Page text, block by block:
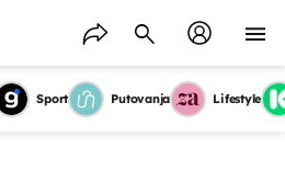
Sport Putovanja Lifestyle